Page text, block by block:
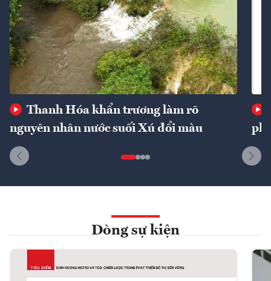
Thanh Hóa khẩn trương làm rõ
nguyên nhân nước suối Xú đổi màu
phí
Dòng sự kiện